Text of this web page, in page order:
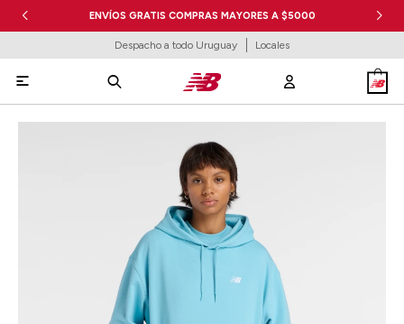
ENVÍOS GRATIS COMPRAS MAYORES A $5000
Despacho a todo Uruguay Locales
